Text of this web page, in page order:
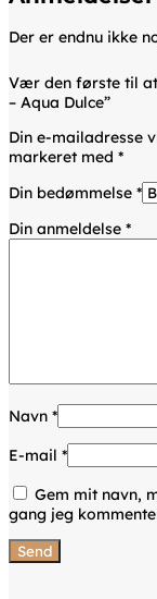
Der er endnu ikke
Vær den første til
– Aqua Dulce”
Din e-mailadresse
markeret med *
Din bedømmelse *
Din anmeldelse *
Navn *
E-mail *
Gem mit navn,
gang jeg